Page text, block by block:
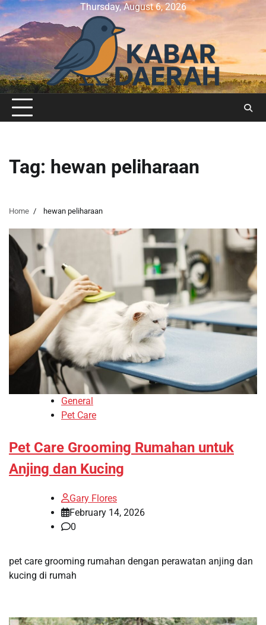
Skip
to
content
Thursday, August 6, 2026
Tag: hewan peliharaan
Home hewan peliharaan
General
Pet Care
Pet Care Grooming Rumahan untuk
Anjing dan Kucing
Gary Flores
February 14, 2026
0
pet care grooming rumahan dengan perawatan anjing dan
kucing di rumah